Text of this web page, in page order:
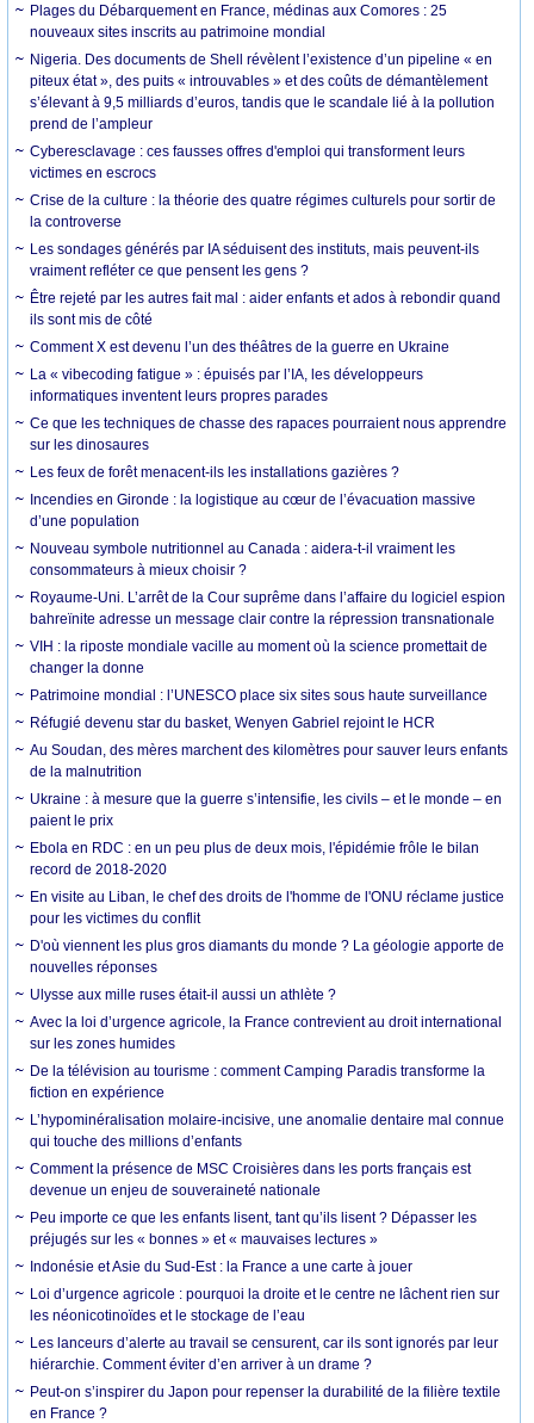
Plages du Débarquement en France, médinas aux Comores : 25
nouveaux sites inscrits au patrimoine mondial
Nigeria. Des documents de Shell révèlent l’existence d’un pipeline « en
piteux état », des puits « introuvables » et des coûts de démantèlement
s’élevant à 9,5 milliards d’euros, tandis que le scandale lié à la pollution
prend de l’ampleur
Cyberesclavage : ces fausses offres d'emploi qui transforment leurs
victimes en escrocs
Crise de la culture : la théorie des quatre régimes culturels pour sortir de
la controverse
Les sondages générés par IA séduisent des instituts, mais peuvent-ils
vraiment refléter ce que pensent les gens ?
Être rejeté par les autres fait mal : aider enfants et ados à rebondir quand
ils sont mis de côté
Comment X est devenu l’un des théâtres de la guerre en Ukraine
La « vibecoding fatigue » : épuisés par l’IA, les développeurs
informatiques inventent leurs propres parades
Ce que les techniques de chasse des rapaces pourraient nous apprendre
sur les dinosaures
Les feux de forêt menacent-ils les installations gazières ?
Incendies en Gironde : la logistique au cœur de l’évacuation massive
d’une population
Nouveau symbole nutritionnel au Canada : aidera-t-il vraiment les
consommateurs à mieux choisir ?
Royaume-Uni. L’arrêt de la Cour suprême dans l’affaire du logiciel espion
bahreïnite adresse un message clair contre la répression transnationale
VIH : la riposte mondiale vacille au moment où la science promettait de
changer la donne
Patrimoine mondial : l’UNESCO place six sites sous haute surveillance
Réfugié devenu star du basket, Wenyen Gabriel rejoint le HCR
Au Soudan, des mères marchent des kilomètres pour sauver leurs enfants
de la malnutrition
Ukraine : à mesure que la guerre s’intensifie, les civils – et le monde – en
paient le prix
Ebola en RDC : en un peu plus de deux mois, l'épidémie frôle le bilan
record de 2018-2020
En visite au Liban, le chef des droits de l'homme de l'ONU réclame justice
pour les victimes du conflit
D'où viennent les plus gros diamants du monde ? La géologie apporte de
nouvelles réponses
Ulysse aux mille ruses était-il aussi un athlète ?
Avec la loi d’urgence agricole, la France contrevient au droit international
sur les zones humides
De la télévision au tourisme : comment Camping Paradis transforme la
fiction en expérience
L’hypominéralisation molaire-incisive, une anomalie dentaire mal connue
qui touche des millions d’enfants
Comment la présence de MSC Croisières dans les ports français est
devenue un enjeu de souveraineté nationale
Peu importe ce que les enfants lisent, tant qu’ils lisent ? Dépasser les
préjugés sur les « bonnes » et « mauvaises lectures »
Indonésie et Asie du Sud-Est : la France a une carte à jouer
Loi d’urgence agricole : pourquoi la droite et le centre ne lâchent rien sur
les néonicotinoïdes et le stockage de l’eau
Les lanceurs d’alerte au travail se censurent, car ils sont ignorés par leur
hiérarchie. Comment éviter d’en arriver à un drame ?
Peut-on s’inspirer du Japon pour repenser la durabilité de la filière textile
en France ?